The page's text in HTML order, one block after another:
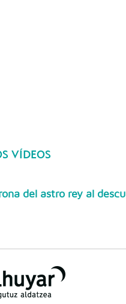
VÍDEOS
del astro rey al